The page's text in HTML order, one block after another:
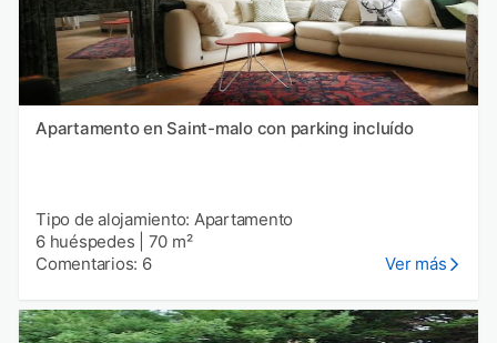
Apartamento en Saint-malo con parking incluído
Tipo de alojamiento: Apartamento
6 huéspedes
70 m²
Comentarios: 6
Ver más